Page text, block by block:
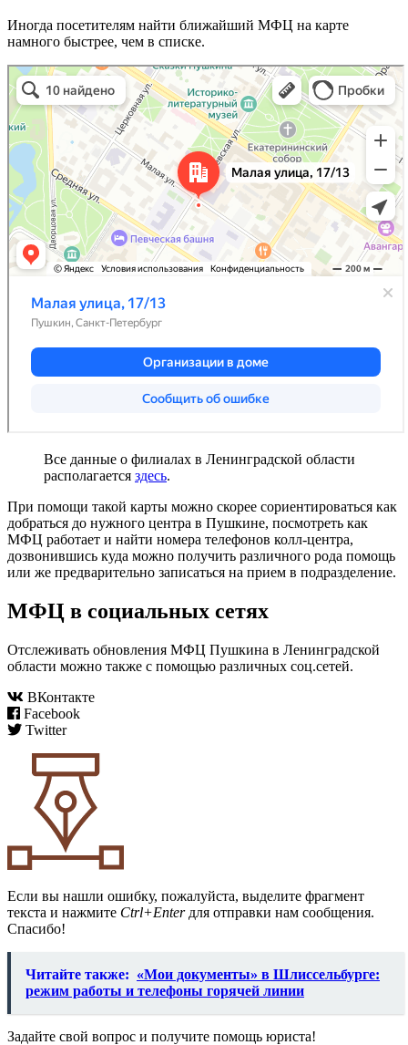
Иногда посетителям найти ближайший МФЦ на карте
намного быстрее, чем в списке.
Все данные о филиалах в Ленинградской области
располагается здесь.
При помощи такой карты можно скорее сориентироваться как
добраться до нужного центра в Пушкине, посмотреть как
МФЦ работает и найти номера телефонов колл-центра,
дозвонившись куда можно получить различного рода помощь
или же предварительно записаться на прием в подразделение.
МФЦ в социальных сетях
Отслеживать обновления МФЦ Пушкина в Ленинградской
области можно также с помощью различных соц.сетей.
ВКонтакте
Facebook
Twitter
Если вы нашли ошибку, пожалуйста, выделите фрагмент
текста и нажмите Ctrl+Enterдля отправки нам сообщения.
Спасибо!
Читайте также: «Мои документы» в Шлиссельбурге:
режим работы и телефоны горячей линии
Задайте свой вопрос и получите помощь юриста!